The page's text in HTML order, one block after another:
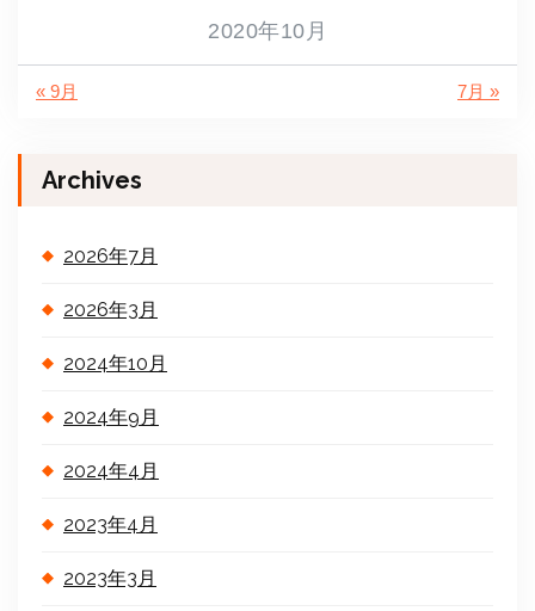
2020年10月
« 9月 7月 »
Archives
2026年7月
2026年3月
2024年10月
2024年9月
2024年4月
2023年4月
2023年3月